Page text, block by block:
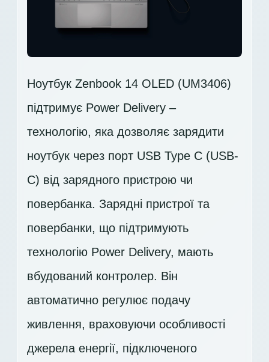
Ноутбук Zenbook 14 OLED (UM3406)
підтримує Power Delivery –
технологію, яка дозволяє зарядити
ноутбук через порт USB Type C (USB-
C) від зарядного пристрою чи
повербанка. Зарядні пристрої та
повербанки, що підтримують
технологію Power Delivery, мають
вбудований контролер. Він
автоматично регулює подачу
живлення, враховуючи особливості
джерела енергії, підключеного